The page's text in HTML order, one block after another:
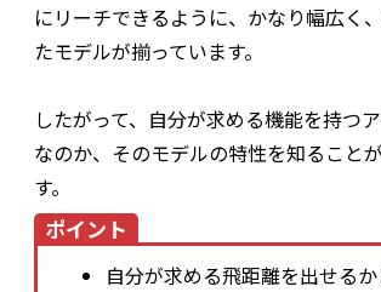
にリーチできるように、かなり幅広く
たモデルが揃っています。
したがって、自分が求める機能を持つ
なのか、そのモデルの特性を知ること
す。
ポイント
自分が求める飛距離を出せる